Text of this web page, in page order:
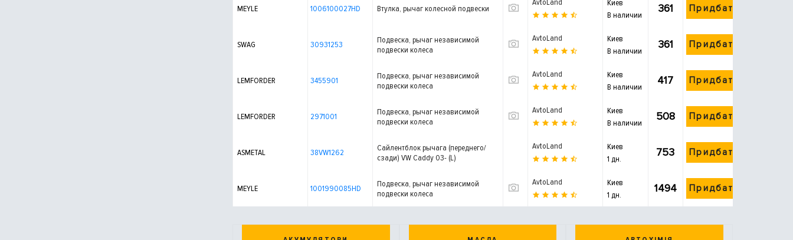
MEYLE 1006100027HD Втулка, рычаг колесной подвески
AvtoLand
Киев
В наличии
361 Придбати
SWAG 30931253
Подвеска, рычаг независимой
подвески колеса
AvtoLand
Киев
В наличии
361 Придбати
LEMFORDER 3455901
Подвеска, рычаг независимой
подвески колеса
AvtoLand
Киев
В наличии
417 Придбати
LEMFORDER 2971001
Подвеска, рычаг независимой
подвески колеса
AvtoLand
Киев
В наличии
508 Придбати
ASMETAL 38VW1262
Сайлентблок рычага (переднего/
сзади) VW Caddy 03- (L)
AvtoLand
Киев
1 дн.
753 Придбати
MEYLE 1001990085HD
Подвеска, рычаг независимой
подвески колеса
AvtoLand
Киев
1 дн.
1494 Придбати